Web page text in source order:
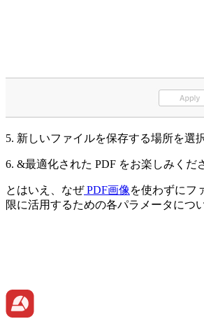
5. 新しいファイルを保存する場所を選
6. &最適化された PDF をお楽しみくだ
とはいえ、なぜPDF画像を使わずにフ
限に活用するための各パラメータにつ